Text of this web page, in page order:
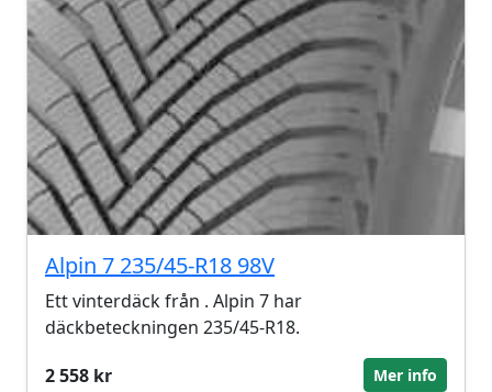
Alpin 7 235/45-R18 98V
Ett vinterdäck från . Alpin 7 har
däckbeteckningen 235/45-R18.
2 558 kr
Mer info